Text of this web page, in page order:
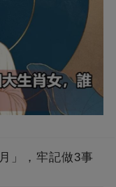
」，牢記做3事